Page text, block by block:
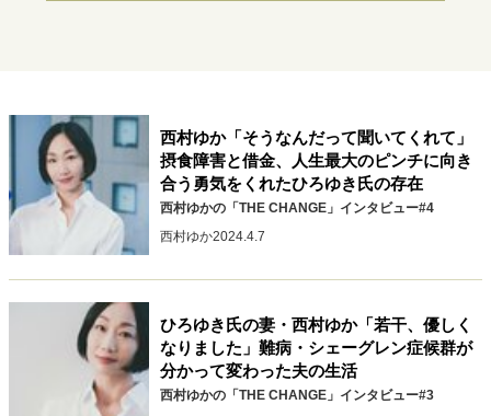
運命を変えた出会い 決断の裏側
挫折からの再起
未知への挑戦
プロフェッショナルの矜持
表現者の葛藤
人生が動いた日 10代の挫折と原点
キャリア・働き方
セカンドキャリアの描き方
独立という決断
大人の学び直し
ファーストキャリアを拓く
夢を掴む選択
西村ゆか「そうなんだって聞いてくれて」
摂食障害と借金、人生最大のピンチに向き
合う勇気をくれたひろゆき氏の存在
西村ゆかの「THE CHANGE」インタビュー#4
西村ゆか2024.4.7
ひろゆき氏の妻・西村ゆか「若干、優しく
なりました」難病・シェーグレン症候群が
分かって変わった夫の生活
西村ゆかの「THE CHANGE」インタビュー#3